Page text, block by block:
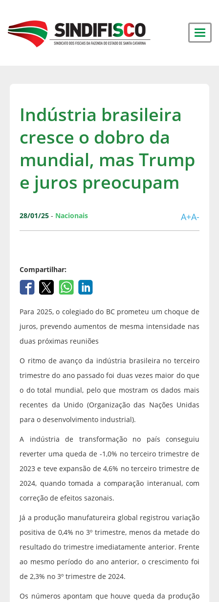
Indústria brasileira
cresce o dobro da
mundial, mas Trump
e juros preocupam
28/01/25 - Nacionais A+A-
Compartilhar:
Para 2025, o colegiado do BC prometeu um choque de
juros, prevendo aumentos de mesma intensidade nas
duas próximas reuniões
O ritmo de avanço da indústria brasileira no terceiro
trimestre do ano passado foi duas vezes maior do que
o do total mundial, pelo que mostram os dados mais
recentes da Unido (Organização das Nações Unidas
para o desenvolvimento industrial).
A indústria de transformação no país conseguiu
reverter uma queda de -1,0% no terceiro trimestre de
2023 e teve expansão de 4,6% no terceiro trimestre de
2024, quando tomada a comparação interanual, com
correção de efeitos sazonais.
Já a produção manufatureira global registrou variação
positiva de 0,4% no 3º trimestre, menos da metade do
resultado do trimestre imediatamente anterior. Frente
ao mesmo período do ano anterior, o crescimento foi
de 2,3% no 3º trimestre de 2024.
Os números apontam que houve queda da produção